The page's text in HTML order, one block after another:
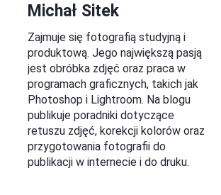
Michał Sitek
Zajmuje się fotografią studyjną i
produktową. Jego największą pasją
jest obróbka zdjęć oraz praca w
programach graficznych, takich jak
Photoshop i Lightroom. Na blogu
publikuje poradniki dotyczące
retuszu zdjęć, korekcji kolorów oraz
przygotowania fotografii do
publikacji w internecie i do druku.